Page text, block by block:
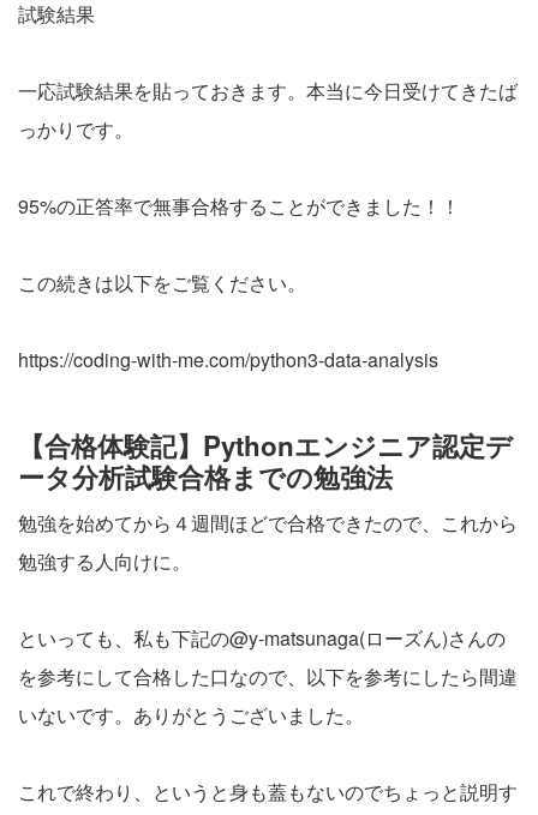
試験結果
一応試験結果を貼っておきます。本当に今日受けてきたば
っかりです。
95%の正答率で無事合格することができました！！
この続きは以下をご覧ください。
https://coding-with-me.com/python3-data-analysis
【合格体験記】Pythonエンジニア認定デ
ータ分析試験合格までの勉強法
勉強を始めてから４週間ほどで合格できたので、これから
勉強する人向けに。
といっても、私も下記の@y-matsunaga(ローズん)さんの
を参考にして合格した口なので、以下を参考にしたら間違
いないです。ありがとうございました。
これで終わり、というと身も蓋もないのでちょっと説明す